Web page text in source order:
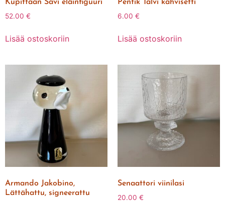
Kupittaan Savi eläinfiguuri
52.00 €
Lisää ostoskoriin
Pentik Talvi kahvisetti
6.00 €
Lisää ostoskoriin
Armando Jakobino,
Lättähattu, signeerattu
Senaattori viinilasi
20.00 €